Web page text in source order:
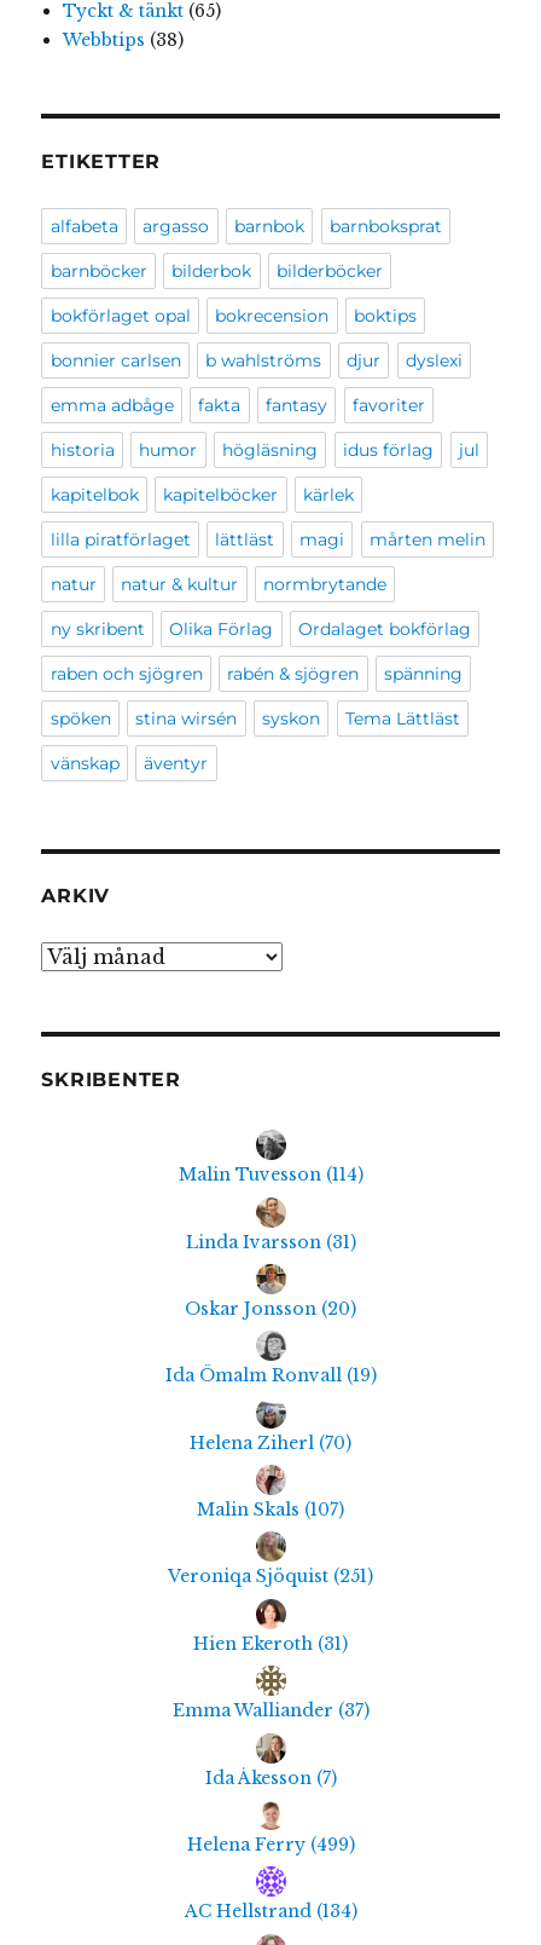
Tyckt & tänkt(65)
Webbtips (38)
ETIKETTER
alfabeta argasso barnbok barnboksprat
barnböcker bilderbok bilderböcker
bokförlaget opal bokrecension boktips
bonnier carlsen b wahlströms djur dyslexi
emma adbåge fakta fantasy favoriter
historia humor högläsning idus förlag jul
kapitelbok kapitelböcker kärlek
lilla piratförlaget lättläst magi mårten melin
natur natur & kultur normbrytande
ny skribent Olika Förlag Ordalaget bokförlag
raben och sjögren rabén & sjögren spänning
spöken stina wirsén syskon Tema Lättläst
vänskap äventyr
ARKIV
Arkiv
SKRIBENTER
Malin Tuvesson (114)
Linda Ivarsson (31)
Oskar Jonsson (20)
Ida Ömalm Ronvall (19)
Helena Ziherl (70)
Malin Skals (107)
Veroniqa Sjöquist (251)
Hien Ekeroth (31)
Emma Walliander (37)
Ida Åkesson (7)
Helena Ferry (499)
AC Hellstrand (134)